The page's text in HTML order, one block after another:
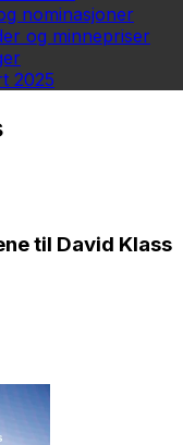
nominasjoner
og minnepriser
2025
til David Klass